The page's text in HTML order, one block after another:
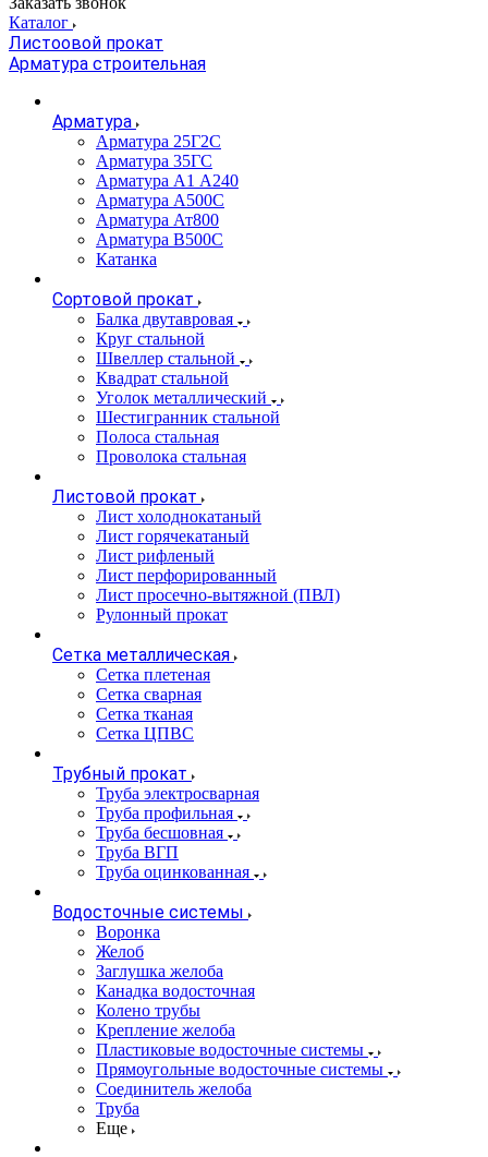
Каталог
Листоовой прокат
Арматура строительная
Арматура
Арматура 25Г2С
Арматура 35ГС
Арматура А1 А240
Арматура А500С
Арматура Ат800
Арматура В500С
Катанка
Сортовой прокат
Балка двутавровая
Круг стальной
Швеллер стальной
Квадрат стальной
Уголок металлический
Шестигранник стальной
Полоса стальная
Проволока стальная
Листовой прокат
Лист холоднокатаный
Лист горячекатаный
Лист рифленый
Лист перфорированный
Лист просечно-вытяжной (ПВЛ)
Рулонный прокат
Сетка металлическая
Сетка плетеная
Сетка сварная
Сетка тканая
Сетка ЦПВС
Трубный прокат
Труба электросварная
Труба профильная
Труба бесшовная
Труба ВГП
Труба оцинкованная
Водосточные системы
Воронка
Желоб
Заглушка желоба
Канадка водосточная
Колено трубы
Крепление желоба
Пластиковые водосточные системы
Прямоугольные водосточные системы
Соединитель желоба
Труба
Еще